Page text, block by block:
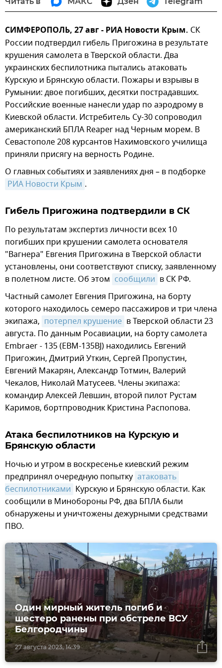
СИМФЕРОПОЛЬ, 27 авг - РИА Новости Крым. СК
России подтвердил гибель Пригожина в результате
крушения самолета в Тверской области. Два
украинских беспилотника пытались атаковать
Курскую и Брянскую области. Пожары и взрывы в
Румынии: двое погибших, десятки пострадавших.
Российские военные нанесли удар по аэродрому в
Киевской области. Истребитель Су-30 сопроводил
американский БПЛА Reaper над Черным морем. В
Севастополе 208 курсантов Нахимовского училища
приняли присягу на верность Родине.
О главных событиях и заявлениях дня – в подборке
РИА Новости Крым .
Гибель Пригожина подтвердили в СК
По результатам экспертиз личности всех 10
погибших при крушении самолета основателя
"Вагнера" Евгения Пригожина в Тверской области
установлены, они соответствуют списку, заявленному
в полетном листе. Об этом сообщили в СК РФ.
Частный самолет Евгения Пригожина, на борту
которого находилось семеро пассажиров и три члена
экипажа, потерпел крушение в Тверской области 23
августа. По данным Росавиации, на борту самолета
Embraer - 135 (EBM-135BJ) находились Евгений
Пригожин, Дмитрий Уткин, Сергей Пропустин,
Евгений Макарян, Александр Тотмин, Валерий
Чекалов, Николай Матусеев. Члены экипажа:
командир Алексей Левшин, второй пилот Рустам
Каримов, бортпроводник Кристина Распопова.
Атака беспилотников на Курскую и
Брянскую области
Ночью и утром в воскресенье киевский режим
предпринял очередную попытку атаковать
беспилотниками Курскую и Брянскую области. Как
сообщили в Минобороны РФ, два БПЛА были
обнаружены и уничтожены дежурными средствами
ПВО.
27 августа 2023, 14:39
Один мирный житель погиб и
шестеро ранены при обстреле ВСУ
Белгородчины